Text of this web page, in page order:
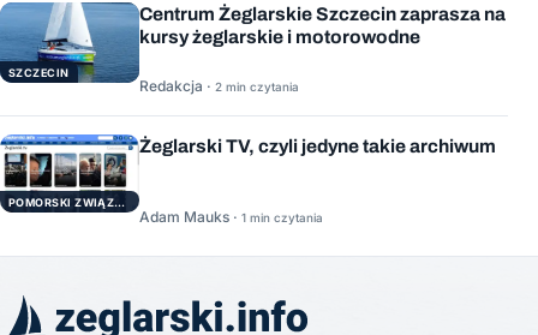
SZCZECIN
Centrum Żeglarskie Szczecin zaprasza na
kursy żeglarskie i motorowodne
Redakcja · 2 min czytania
POMORSKI ZWIĄZEK ŻEGLARSKI
Żeglarski TV, czyli jedyne takie archiwum
Adam Mauks · 1 min czytania